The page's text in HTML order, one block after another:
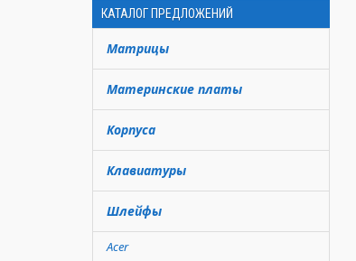
КАТАЛОГ ПРЕДЛОЖЕНИЙ
Матрицы
Материнские платы
Корпуса
Клавиатуры
Шлейфы
Acer